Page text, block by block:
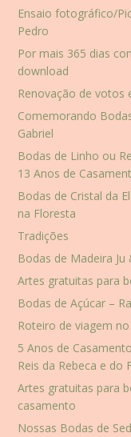
Ensaio fotográfico/
Pedro
Por mais 365 dias
download
Renovação de votos
Comemorando
Gabriel
Bodas de Linho ou
13 Anos de
Bodas de Cristal da
na Floresta
Tradições
Bodas de Madeira
Artes gratuitas para
Bodas de Açúcar –
Roteiro de viagem
5 Anos de
Reis da Rebeca e do
Artes gratuitas para
casamento
Nossas Bodas de